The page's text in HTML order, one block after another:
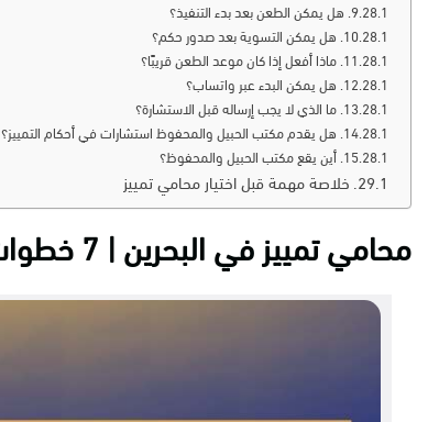
هل يمكن الطعن بعد بدء التنفيذ؟
هل يمكن التسوية بعد صدور حكم؟
ماذا أفعل إذا كان موعد الطعن قريبًا؟
هل يمكن البدء عبر واتساب؟
ما الذي لا يجب إرساله قبل الاستشارة؟
هل يقدم مكتب الحبيل والمحفوظ استشارات في أحكام التمييز؟
أين يقع مكتب الحبيل والمحفوظ؟
خلاصة مهمة قبل اختيار محامي تمييز
محامي تمييز في البحرين | 7 خطوات لفحص الحكم قبل الطعن أو التنفيذ